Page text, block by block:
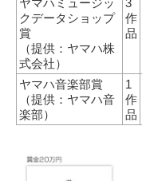
ヤマハミュージッ
クデータショップ
賞
（提供：ヤマハ株
式会社）
3
作
品
ヤマハ音楽部賞
（提供：ヤマハ音
楽部）
1
作
品